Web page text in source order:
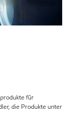
für
die Produkte unter